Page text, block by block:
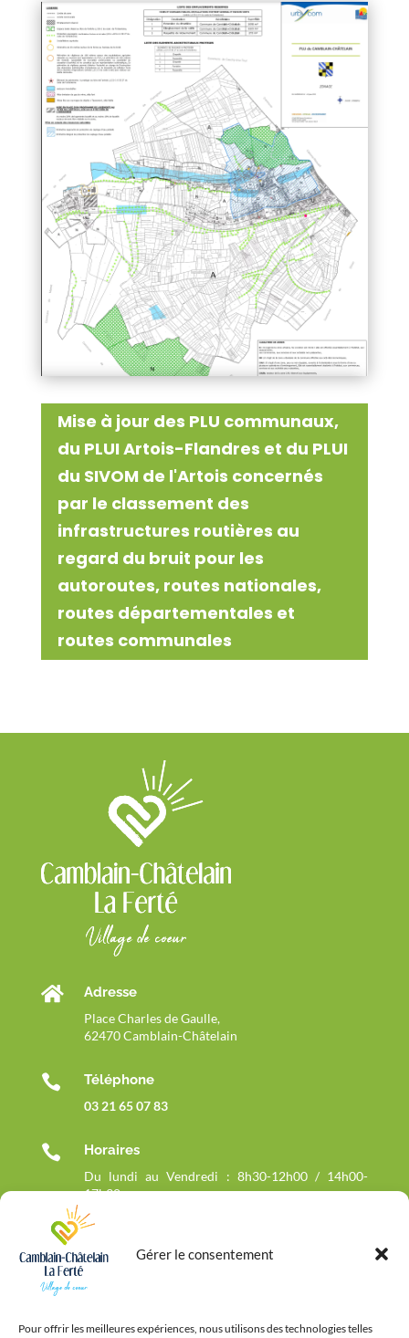
Gérer le consentement
Pour offrir les meilleures expériences, nous utilisons des technologies telles
Mise à jour des PLU communaux,
du PLUI Artois-Flandres et du PLUI
du SIVOM de l'Artois concernés
par le classement des
infrastructures routières au
regard du bruit pour les
autoroutes, routes nationales,
routes départementales et
routes communales
 Adresse
Place Charles de Gaulle,
62470 Camblain-Châtelain
 Téléphone
03 21 65 07 83
 Horaires
Du lundi au Vendredi : 8h30-12h00 / 14h00-
17h30
Fermée le mercredi matin